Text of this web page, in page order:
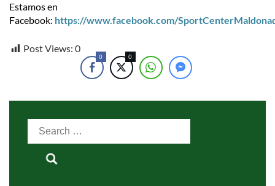
Estamos en
Facebook: https://www.facebook.com/
Post Views: 0
0 0
Search